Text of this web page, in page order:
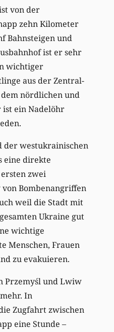
von der
zehn Kilometer
Bahnsteigen und
ist er sehr
wichtiger
aus der Zen­tral­
nördlichen und
ist ein Nadelöhr
der westukrainischen
eine direkte
zwei
Bombenangriffen
weil die Stadt mit
Ukraine gut
wichtige
Menschen, Frauen
zu evakuieren.
Przemyśl und Lwiw
In
Zugfahrt zwischen
eine Stunde –